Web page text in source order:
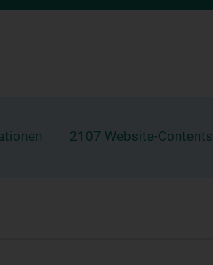
2107 Website-Contents